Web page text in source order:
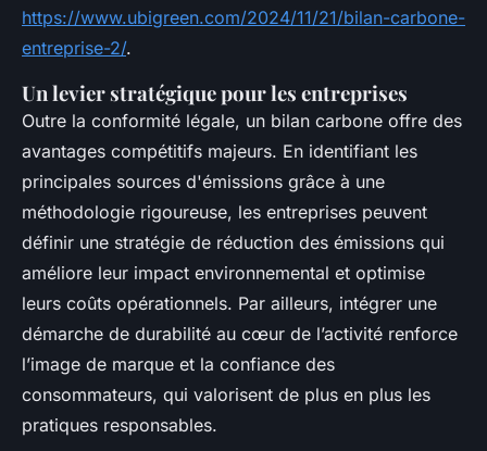
https://www.ubigreen.com/2024/11/21/bilan-carbone-
entreprise-2/.
Un levier stratégique pour les entreprises
Outre la conformité légale, un bilan carbone offre des
avantages compétitifs majeurs. En identifiant les
principales sources d'émissions grâce à une
méthodologie rigoureuse, les entreprises peuvent
définir une stratégie de réduction des émissions qui
améliore leur impact environnemental et optimise
leurs coûts opérationnels. Par ailleurs, intégrer une
démarche de durabilité au cœur de l’activité renforce
l’image de marque et la confiance des
consommateurs, qui valorisent de plus en plus les
pratiques responsables.